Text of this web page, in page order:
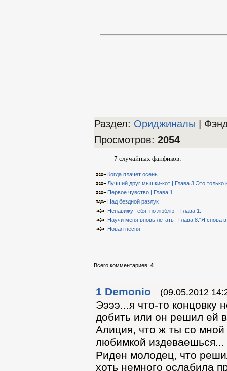
Раздел: Ориджиналы |
Просмотров: 2054
7 случайных фанфиков:
Когда плачет осень
Лучший друг мышки-кот | Глава 3 Это только
Первое чувство | Глава 1
Над бездной разлук
Ненавижу тебя, но люблю. | Глава 1.
Научи меня вновь летать | Глава 8."Я снова
Новая песня
Всего комментариев: 4
1 Demonio (09.05.2012
Ээээ...я что-то концовку
добить или он решил ей
Алиция, что ж ты со
любимкой издеваешься...
Риден молодец, что
хоть немного ослабила